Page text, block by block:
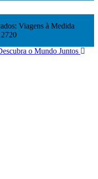
Viagens à Medida